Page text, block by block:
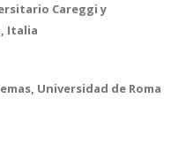
Careggi y
Italia
Universidad de Roma